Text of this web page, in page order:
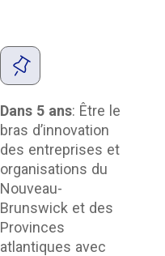
Dans 5 ans: Être le
bras d’innovation
des entreprises et
organisations du
Nouveau-
Brunswick et des
Provinces
atlantiques avec